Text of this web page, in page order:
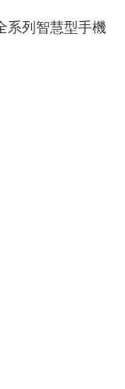
系列智慧型手機